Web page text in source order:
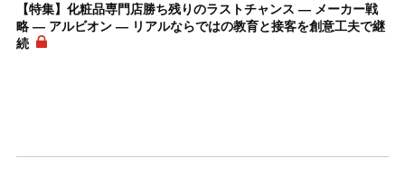
【特集】化粧品専門店勝ち残りのラストチャンス ― メーカー戦
略 ― アルビオン ― リアルならではの教育と接客を創意工夫で継
続